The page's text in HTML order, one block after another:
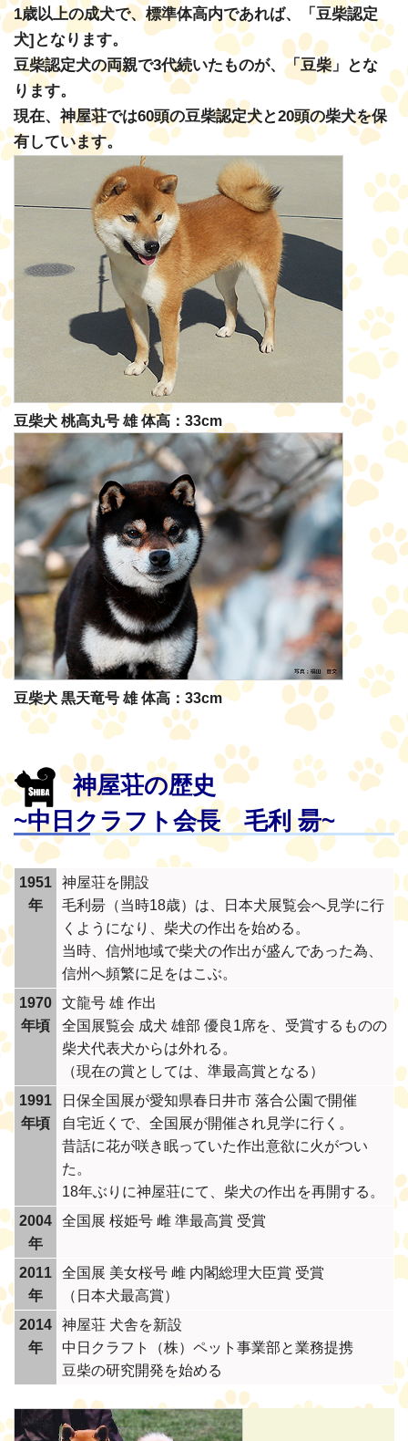
1歳以上の成犬で、標準体高内であれば、「豆柴認定
犬]となります。
豆柴認定犬の両親で3代続いたものが、「豆柴」とな
ります。
現在、神屋荘では60頭の豆柴認定犬と20頭の柴犬を保
有しています。
豆柴犬 桃高丸号 雄 体高：33cm
豆柴犬 黒天竜号 雄 体高：33cm
神屋荘の歴史
~中日クラフト会長 毛利 昜~
1951
年
神屋荘を開設
毛利昜（当時18歳）は、日本犬展覧会へ見学に行
くようになり、柴犬の作出を始める。
当時、信州地域で柴犬の作出が盛んであった為、
信州へ頻繁に足をはこぶ。
1970
年頃
文龍号 雄 作出
全国展覧会 成犬 雄部 優良1席を、受賞するものの
柴犬代表犬からは外れる。
（現在の賞としては、準最高賞となる）
1991
年頃
日保全国展が愛知県春日井市 落合公園で開催
自宅近くで、全国展が開催され見学に行く。
昔話に花が咲き眠っていた作出意欲に火がつい
た。
18年ぶりに神屋荘にて、柴犬の作出を再開する。
2004
年
全国展 桜姫号 雌 準最高賞 受賞
2011
年
全国展 美女桜号 雌 内閣総理大臣賞 受賞
（日本犬最高賞）
2014
年
神屋荘 犬舎を新設
中日クラフト（株）ペット事業部と業務提携
豆柴の研究開発を始める